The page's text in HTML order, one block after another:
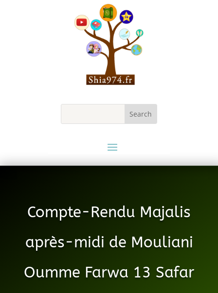
Compte-Rendu Majalis
après-midi de Mouliani
Oumme Farwa 13 Safar